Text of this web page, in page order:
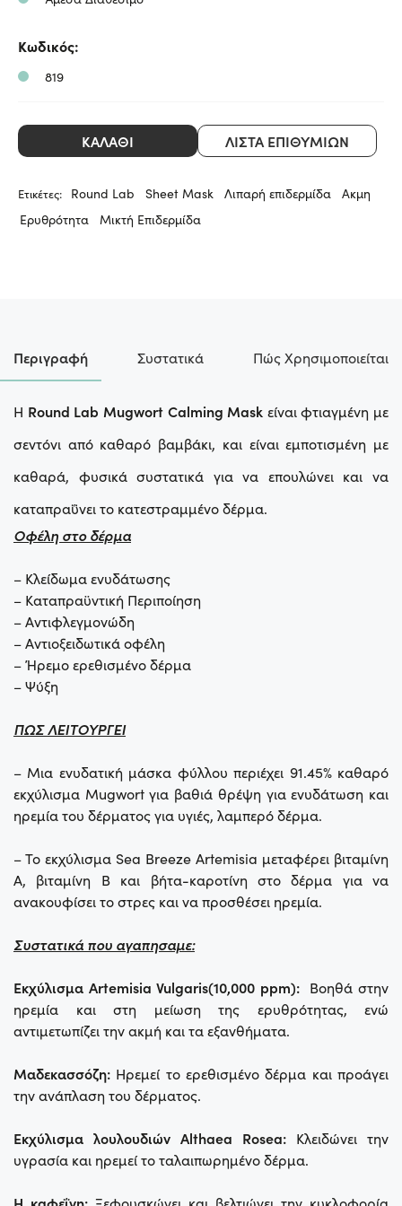
-
glowfit.gr
με
Κωδικός:
819
ΚΑΛΆΘΙ ΛΊΣΤΑ ΕΠΙΘΥΜΙΏΝ
Ετικέτες: Round Lab Sheet Mask Λιπαρή επιδερμίδα Ακμη
Ερυθρότητα Μικτή Επιδερμίδα
Περιγραφή Συστατικά Πώς Χρησιμοποιείται
Η Round Lab Mugwort Calming Mask είναι φτιαγμένη με
σεντόνι από καθαρό βαμβάκι, και είναι εμποτισμένη με
καθαρά, φυσικά συστατικά για να επουλώνει και να
καταπραΰνει το κατεστραμμένο δέρμα.
Οφέλη στο δέρμα
– Κλείδωμα ενυδάτωσης
– Καταπραϋντική Περιποίηση
– Αντιφλεγμονώδη
– Αντιοξειδωτικά οφέλη
– Ήρεμο ερεθισμένο δέρμα
– Ψύξη
ΠΩΣ ΛΕΙΤΟΥΡΓΕΙ
– Μια ενυδατική μάσκα φύλλου περιέχει 91.45% καθαρό
εκχύλισμα Mugwort για βαθιά θρέψη για ενυδάτωση και
ηρεμία του δέρματος για υγιές, λαμπερό δέρμα.
– Το εκχύλισμα Sea Breeze Artemisia μεταφέρει βιταμίνη
Α, βιταμίνη Β και βήτα-καροτίνη στο δέρμα για να
ανακουφίσει το στρες και να προσθέσει ηρεμία.
Συστατικά που αγαπησαμε:
Εκχύλισμα Artemisia Vulgaris(10,000 ppm): Βοηθά στην
ηρεμία και στη μείωση της ερυθρότητας, ενώ
αντιμετωπίζει την ακμή και τα εξανθήματα.
Μαδεκασσόζη: Ηρεμεί το ερεθισμένο δέρμα και προάγει
την ανάπλαση του δέρματος.
Εκχύλισμα λουλουδιών Althaea Rosea: Κλειδώνει την
υγρασία και ηρεμεί το ταλαιπωρημένο δέρμα.